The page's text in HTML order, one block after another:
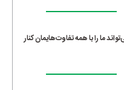
ما را با همه تفاوت‌هایمان کنار